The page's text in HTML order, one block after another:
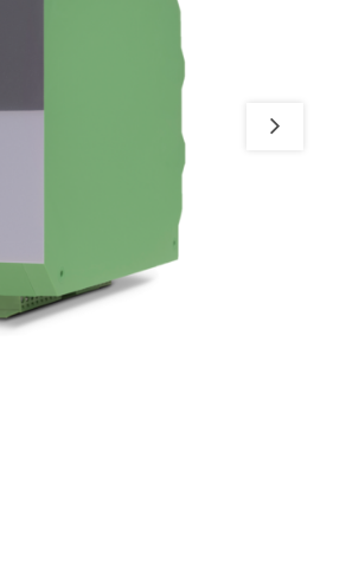
Offshore, Marine, Oil and